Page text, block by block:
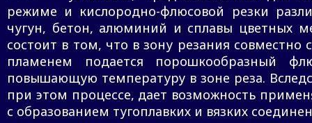
режиме и кислородно-флюсовой резки
чугун, бетон, алюминий и сплавы цветных
состоит в том, что в зону резания
пламенем подается порошкообразный
повышающую температуру в зоне реза.
при этом процессе, дает возможность
с образованием тугоплавких и вязких